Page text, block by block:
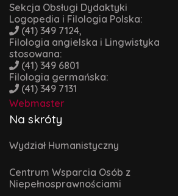
Sekcja Obsługi Dydaktyki
Logopedia i Filologia Polska:
(41) 349 7124,
Filologia angielska i Lingwistyka
stosowana:
(41) 349 6801
Filologia germańska:
(41) 349 7131
Webmaster
Na skróty
Wydział Humanistyczny
Centrum Wsparcia Osób z
Niepełnosprawnościami